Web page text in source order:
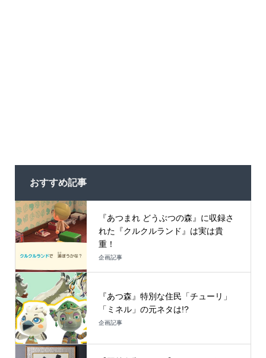
おすすめ記事
『あつまれ どうぶつの森』に収録さ
れた『クルクルランド』は実は貴
重！
企画記事
『あつ森』特別な住民「チューリ」
「ミネル」の元ネタは!?
企画記事